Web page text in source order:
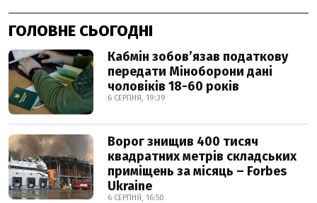
ГОЛОВНЕ СЬОГОДНІ
Кабмін зобовʼязав податкову
передати Міноборони дані
чоловіків 18-60 років
6 СЕРПНЯ, 19:39
Ворог знищив 400 тисяч
квадратних метрів складських
приміщень за місяць – Forbes
Ukraine
6 СЕРПНЯ, 16:50